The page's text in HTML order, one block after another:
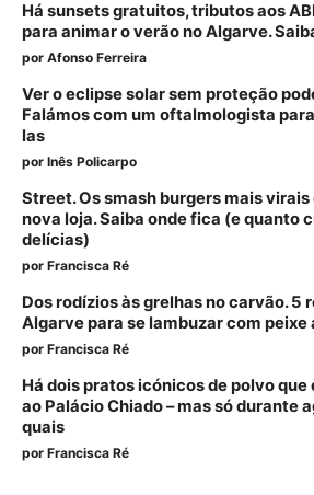
Há sunsets gratuitos, tributos aos
para animar o verão no Algarve.
por Afonso Ferreira
Ver o eclipse solar sem proteção
Falámos com um oftalmologista
las
por Inês Policarpo
Street. Os smash burgers mais virais
nova loja. Saiba onde fica (e quanto
delícias)
por Francisca Ré
Dos rodízios às grelhas no carvão. 5
Algarve para se lambuzar com peixe
por Francisca Ré
Há dois pratos icónicos de polvo
ao Palácio Chiado – mas só durante
quais
por Francisca Ré